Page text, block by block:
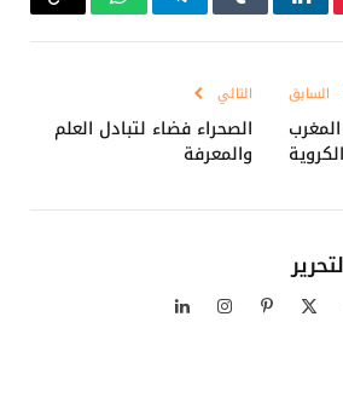
لينكدإنTumblrتيلقرامواتسابCopy
السابق
الكروية
التالي
الصحراء فضاء لتبادل العلم
والمعرفة
بينتيريستالانستغراملينكدإن